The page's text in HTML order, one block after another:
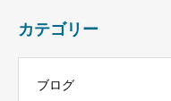
カテゴリー
ブログ